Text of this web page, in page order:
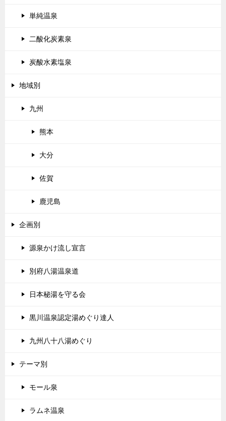
単純温泉
二酸化炭素泉
炭酸水素塩泉
地域別
九州
熊本
大分
佐賀
鹿児島
企画別
源泉かけ流し宣言
別府八湯温泉道
日本秘湯を守る会
黒川温泉認定湯めぐり達人
九州八十八湯めぐり
テーマ別
モール泉
ラムネ温泉